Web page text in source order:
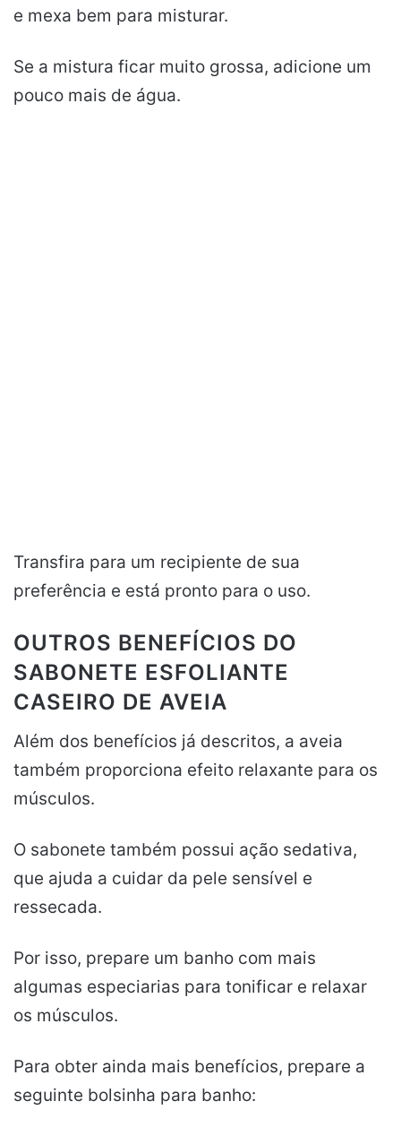
e mexa bem para misturar.
Se a mistura ficar muito grossa, adicione um
pouco mais de água.
Transfira para um recipiente de sua
preferência e está pronto para o uso.
OUTROS BENEFÍCIOS DO
SABONETE ESFOLIANTE
CASEIRO DE AVEIA
Além dos benefícios já descritos, a aveia
também proporciona efeito relaxante para os
músculos.
O sabonete também possui ação sedativa,
que ajuda a cuidar da pele sensível e
ressecada.
Por isso, prepare um banho com mais
algumas especiarias para tonificar e relaxar
os músculos.
Para obter ainda mais benefícios, prepare a
seguinte bolsinha para banho: